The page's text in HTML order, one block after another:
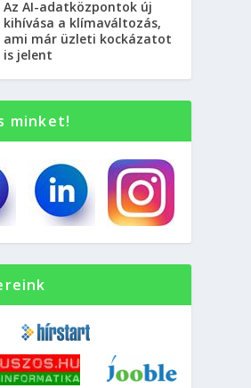
Az AI-adatközpontok új
kihívása a klímaváltozás,
ami már üzleti kockázatot
is jelent
minket!